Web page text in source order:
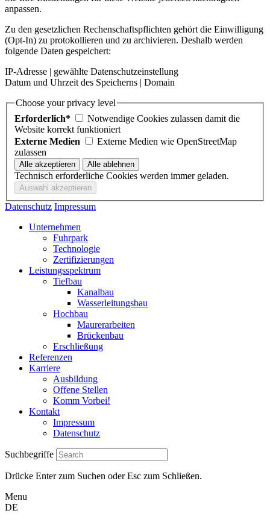
anpassen.
Zu den gesetzlichen Rechenschaftspflichten gehört die Einwilligung
(Opt-In) zu protokollieren und zu archivieren. Deshalb werden
folgende Daten gespeichert:
IP-Adresse | gewählte Datenschutzeinstellung
Datum und Uhrzeit des Speicherns | Domain
Choose your privacy level
Erforderlich*
Notwendige Cookies zulassen damit die
Website korrekt funktioniert
Externe Medien
Externe Medien wie OpenStreetMap
zulassen
Technisch erforderliche Cookies werden immer geladen.
Datenschutz Impressum
Unternehmen
Fuhrpark
Technologie
Zertifizierungen
Leistungsspektrum
Tiefbau
Kanalbau
Wasserleitungsbau
Hochbau
Maurerarbeiten
Brückenbau
Erschließung
Referenzen
Karriere
Ausbildung
Offene Stellen
Komm Vorbei!
Kontakt
Impressum
Datenschutz
Suchbegriffe
Drücke Enter zum Suchen oder Esc zum Schließen.
Menu
DE